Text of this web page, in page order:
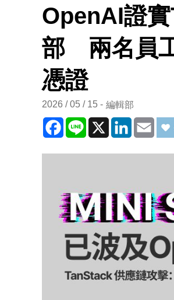
OpenAI證
部 兩名員
憑證
2026 / 05 / 15 編輯部
Facebook
Line X LinkedIn